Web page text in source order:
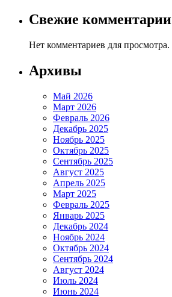
Свежие комментарии
Нет комментариев для просмотра.
Архивы
Май 2026
Март 2026
Февраль 2026
Декабрь 2025
Ноябрь 2025
Октябрь 2025
Сентябрь 2025
Август 2025
Апрель 2025
Март 2025
Февраль 2025
Январь 2025
Декабрь 2024
Ноябрь 2024
Октябрь 2024
Сентябрь 2024
Август 2024
Июль 2024
Июнь 2024